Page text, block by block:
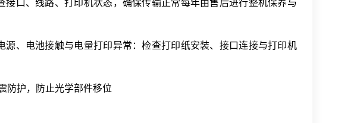
、电池接触与电量打印异常：检查打印纸安装、接口连接与打印机
防护，防止光学部件移位